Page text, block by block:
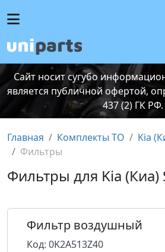
Сайт носит сугубо
является публичной офертой,
437 (2) ГК РФ.
Главная Комплекты ТО Kia
Фильтры
Фильтры для Kia (Киа)
Фильтр воздушный
Код: 0K2A513Z40